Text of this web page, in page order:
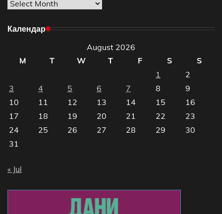
Архиве
Календар
August 2026
M
T W T F S
S
1
2
3
4 5 6 7 8
9
10
11 12 13 14 15
16
17
18 19 20 21 22
23
24
25 26 27 28 29
30
31
« Jul